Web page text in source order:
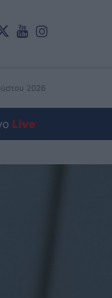
2026
Live